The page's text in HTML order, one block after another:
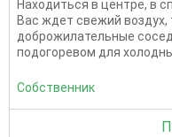
Находиться в центре, в
Вас ждет свежий воздух,
доброжилательные
подогоревом для
Собственник